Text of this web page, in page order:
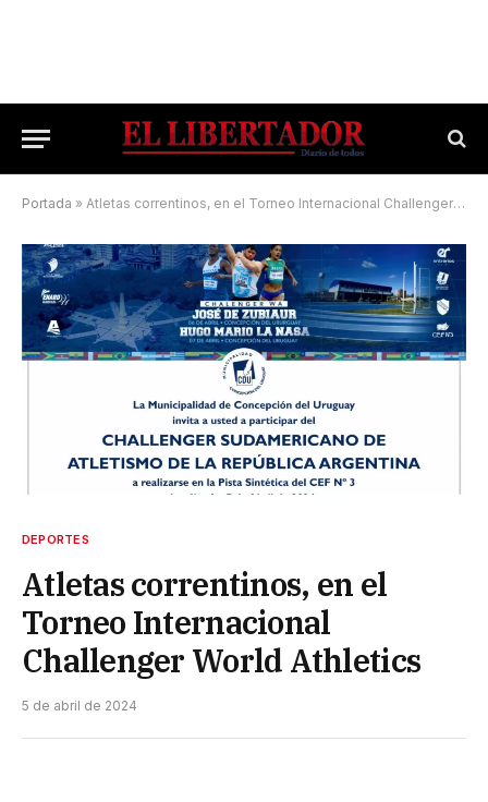
Portada » Atletas correntinos, en el Torneo Internacional Challenger World Athletics
DEPORTES
Atletas correntinos, en el
Torneo Internacional
Challenger World Athletics
5 de abril de 2024